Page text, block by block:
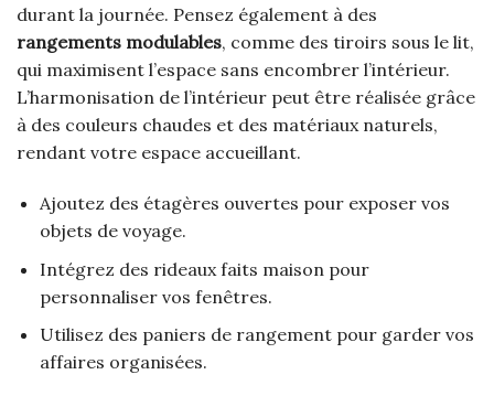
durant la journée. Pensez également à des
rangements modulables, comme des tiroirs sous le lit,
qui maximisent l’espace sans encombrer l’intérieur.
L’harmonisation de l’intérieur peut être réalisée grâce
à des couleurs chaudes et des matériaux naturels,
rendant votre espace accueillant.
Ajoutez des étagères ouvertes pour exposer vos
objets de voyage.
Intégrez des rideaux faits maison pour
personnaliser vos fenêtres.
Utilisez des paniers de rangement pour garder vos
affaires organisées.